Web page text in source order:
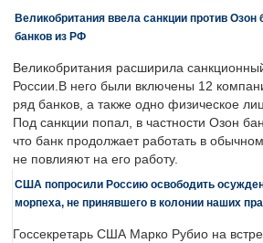
Великобритания ввела санкции против Озон
банков из РФ
Великобритания расширила
России.В него были включены 12
ряд банков, а также одно физическое
Под санкции попал, в частности Озон
что банк продолжает работать в
не повлияют на его работу.
США попросили Россию освободить
морпеха, не принявшего в колонии наших
Госсекретарь США Марко Рубио на